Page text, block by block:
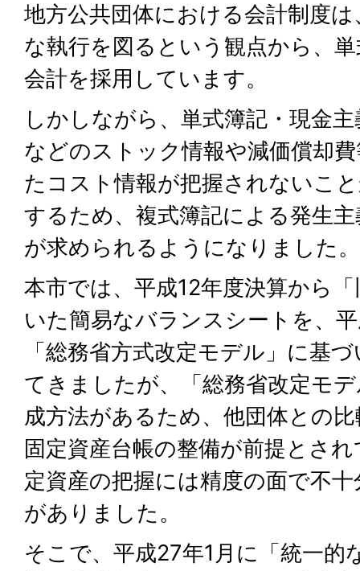
地方公共団体における会計制度
な執行を図るという観点から、
会計を採用しています。
しかしながら、単式簿記・現金
などのストック情報や減価償却
たコスト情報が把握されないこ
するため、複式簿記による発生
が求められるようになりました。
本市では、平成12年度決算から
いた簡易なバランスシートを、
「総務省方式改定モデル」に基
てきましたが、「総務省改定モ
成方法があるため、他団体との
固定資産台帳の整備が前提とさ
定資産の把握には精度の面で不
がありました。
そこで、平成27年1月に「統一的